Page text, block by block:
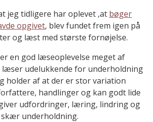
jeg tidligere har oplevet ,at bøger
opgivet, blev fundet frem igen på
og læst med største fornøjelse.
en god læseoplevelse meget af
læser udelukkende for underholdning
holder af at der er stor variation
handlinger og kan godt lide
udfordringer, læring, lindring og
underholdning.